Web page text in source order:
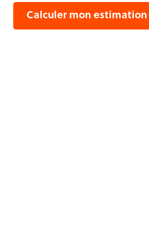
Calculer mon estimation